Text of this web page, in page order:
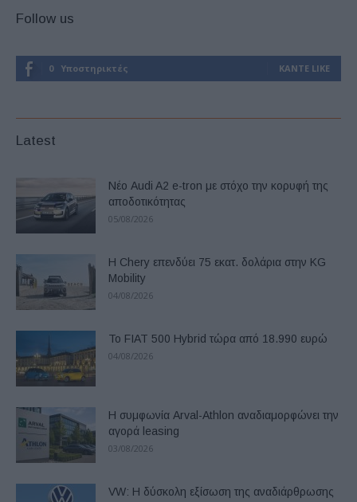
Follow us
0 Υποστηρικτές ΚΆΝΤΕ LIKE
Latest
Νέο Audi A2 e-tron με στόχο την κορυφή της
αποδοτικότητας
05/08/2026
Η Chery επενδύει 75 εκατ. δολάρια στην KG
Mobility
04/08/2026
Το FIAT 500 Hybrid τώρα από 18.990 ευρώ
04/08/2026
Η συμφωνία Arval-Athlon αναδιαμορφώνει την
αγορά leasing
03/08/2026
VW: Η δύσκολη εξίσωση της αναδιάρθρωσης